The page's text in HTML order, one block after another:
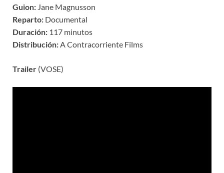
Guion: Jane Magnusson
Reparto: Documental
Duración: 117 minutos
Distribución:A Contracorriente Films
Trailer (VOSE)